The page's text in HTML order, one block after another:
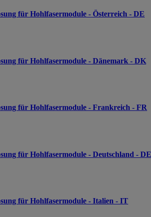
für Hohlfasermodule - Österreich - DE
für Hohlfasermodule - Dänemark - DK
für Hohlfasermodule - Frankreich - FR
für Hohlfasermodule - Deutschland - DE
für Hohlfasermodule - Italien - IT